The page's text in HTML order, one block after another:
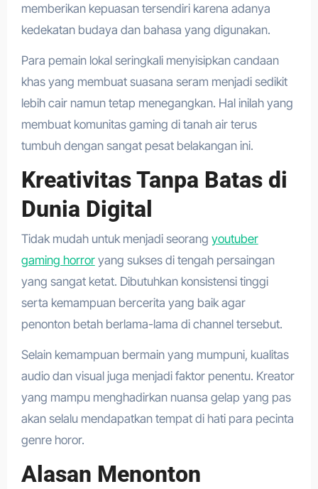
memberikan kepuasan tersendiri karena adanya
kedekatan budaya dan bahasa yang digunakan.
Para pemain lokal seringkali menyisipkan candaan
khas yang membuat suasana seram menjadi sedikit
lebih cair namun tetap menegangkan. Hal inilah yang
membuat komunitas gaming di tanah air terus
tumbuh dengan sangat pesat belakangan ini.
Kreativitas Tanpa Batas di
Dunia Digital
Tidak mudah untuk menjadi seorang youtuber
gaming horroryang sukses di tengah persaingan
yang sangat ketat. Dibutuhkan konsistensi tinggi
serta kemampuan bercerita yang baik agar
penonton betah berlama-lama di channel tersebut.
Selain kemampuan bermain yang mumpuni, kualitas
audio dan visual juga menjadi faktor penentu. Kreator
yang mampu menghadirkan nuansa gelap yang pas
akan selalu mendapatkan tempat di hati para pecinta
genre horor.
Alasan Menonton